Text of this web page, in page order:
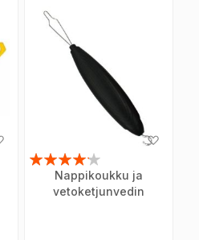
toivelistaan
Arvosana:
Nappikoukku ja
vetoketjunvedin